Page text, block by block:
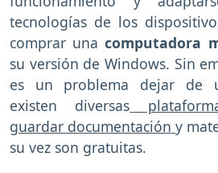
tecnologías de los
comprar una computadora
su versión de Windows. Sin
es un problema dejar de
existen diversas
guardar documentacióny
su vez son gratuitas.